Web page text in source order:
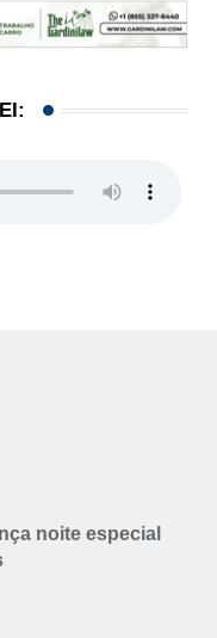
noite especial